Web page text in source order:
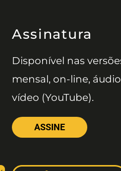
Assinatura
Disponível nas
mensal, on-line,
vídeo (YouTube).
ASSINE